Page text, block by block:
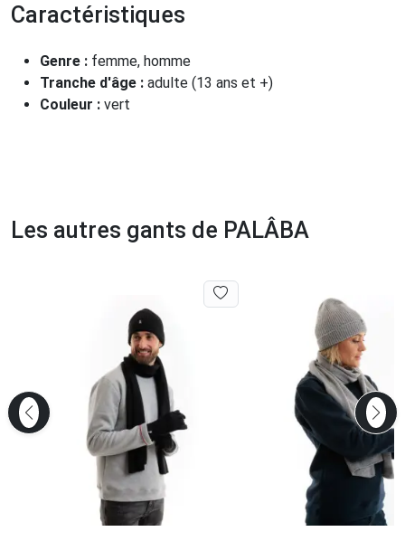
Caractéristiques
Genre : femme, homme
Tranche d'âge : adulte (13 ans et +)
Couleur : vert
Les autres gants de PALÂBA